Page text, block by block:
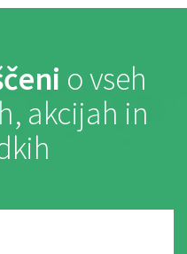
o vseh
akcijah in